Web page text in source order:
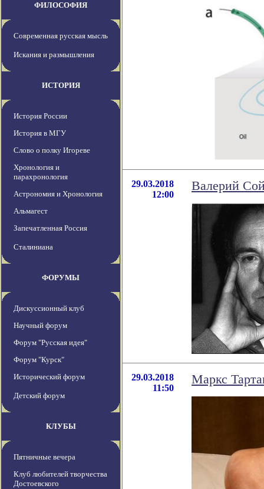
ФИЛОСОФИЯ
Современная русская мысль
Искания и размышления
ИСТОРИЯ
История России
История в МГУ
Слово о полку Игореве
Хронология и
парахронология
Астрономия и Хронология
Альмагест
Запечатленная Россия
Сталиниана
ФОРУМЫ
Дискуссионный клуб
Научный форум
Форум "Русская идея"
Форум "Курск"
Исторический форум
Детский форум
КЛУБЫ
Пятничные вечера
Клуб любителей творчества
Достоевского
29.03.2018
12:00
Валерий
29.03.2018
11:50
Маркс